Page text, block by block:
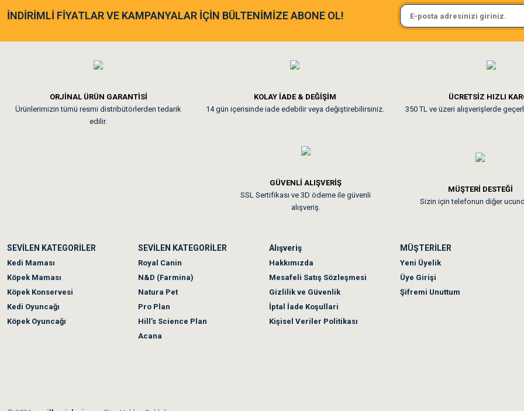
As**** Tu******
Tavşanım kafesinin kalitesine ve paketlemesine bayıldım
Sa**** On******
Pamuk için aradığım tüm
Kedilerim beğeniyorlar. Memnunuz. Uygun fiyatta olması iyi.
Akşam verdiğim sipariş bir sonraki gün elime ulaştı. Jack russell köpeğim severek yedi. Tüy
İNDİRİMLİ FİYATLAR VE KAMPANYALAR İÇİN BÜLTENİMİZE ABONE OL!
ORJİNAL ÜRÜN GARANTİSİ
Ürünlerimizin tümü resmi distribütörlerden tedarik
edilir.
KOLAY İADE & DEĞİŞİM
14 gün içerisinde iade edebilir veya değiştirebilirsiniz.
ÜCRETSİZ HIZLI
350 TL ve üzeri alışverişlerde
GÜVENLİ ALIŞVERİŞ
SSL Sertifikası ve 3D ödeme ile güvenli
alışveriş.
MÜŞTERİ DESTEĞİ
Sizin için telefonun diğer
SEVİLEN KATEGORİLER
Kedi Maması
Köpek Maması
Köpek Konservesi
Kedi Oyuncağı
Köpek Oyuncağı
SEVİLEN KATEGORİLER
Royal Canin
N&D (Farmina)
Natura Pet
Pro Plan
Hill’s Science Plan
Acana
Alışveriş
Hakkımızda
Mesafeli Satış Sözleşmesi
Gizlilik ve Güvenlik
İptal İade Koşullari
Kişisel Veriler Politikası
MÜŞTERİLER
Yeni Üyelik
Üye Girişi
Şifremi Unuttum